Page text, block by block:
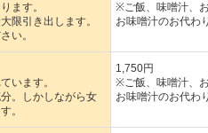
ます。
限引き出します。
い。
※ご飯、味噌汁、
お味噌汁のお代わ
います。
。しかしながら女
。
1,750円
※ご飯、味噌汁、
お味噌汁のお代わ